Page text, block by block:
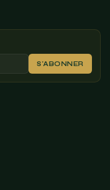
S'ABONNER